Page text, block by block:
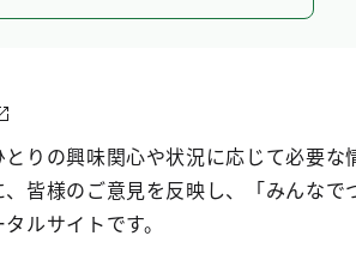
りの興味関心や状況に応じて必要な
皆様のご意見を反映し、「みんなで
ルサイトです。